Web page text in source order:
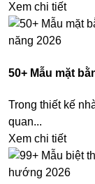
Xem chi tiết
50+ Mẫu mặt
Trong thiết kế
quan...
Xem chi tiết